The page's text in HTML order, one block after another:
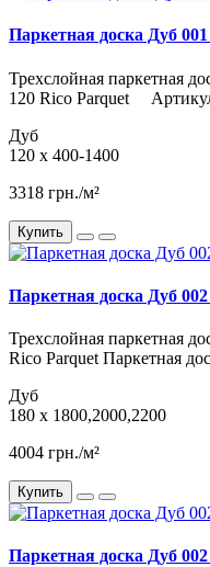
Паркетная доска Дуб
Трехслойная паркетная
120 Rico Parquet
Дуб
120 x 400-1400
3318 грн./м²
Купить
Паркетная доска Дуб
Трехслойная паркетная
Rico Parquet Паркетная
Дуб
180 x 1800,2000,2200
4004 грн./м²
Купить
Паркетная доска Дуб